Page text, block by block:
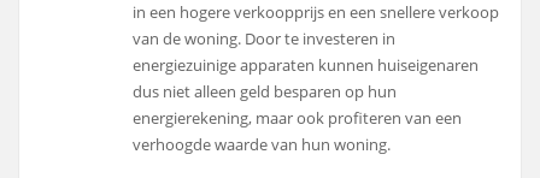
in een hogere verkoopprijs en een snellere verkoop
van de woning. Door te investeren in
energiezuinige apparaten kunnen huiseigenaren
dus niet alleen geld besparen op hun
energierekening, maar ook profiteren van een
verhoogde waarde van hun woning.